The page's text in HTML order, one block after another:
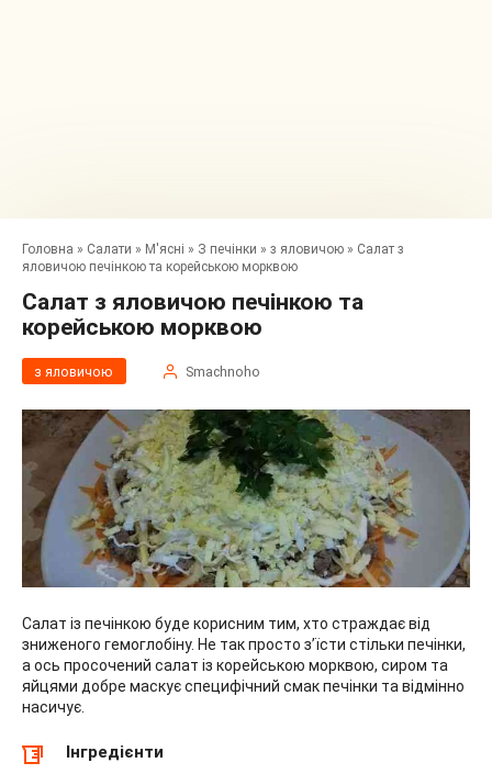
Головна » Салати » М'ясні » З печінки » з яловичою » Салат з
яловичою печінкою та корейською морквою
Салат з яловичою печінкою та
корейською морквою
з яловичою Smachnoho
Салат із печінкою буде корисним тим, хто страждає від
зниженого гемоглобіну. Не так просто з’їсти стільки печінки,
а ось просочений салат із корейською морквою, сиром та
яйцями добре маскує специфічний смак печінки та відмінно
насичує.
Інгредієнти